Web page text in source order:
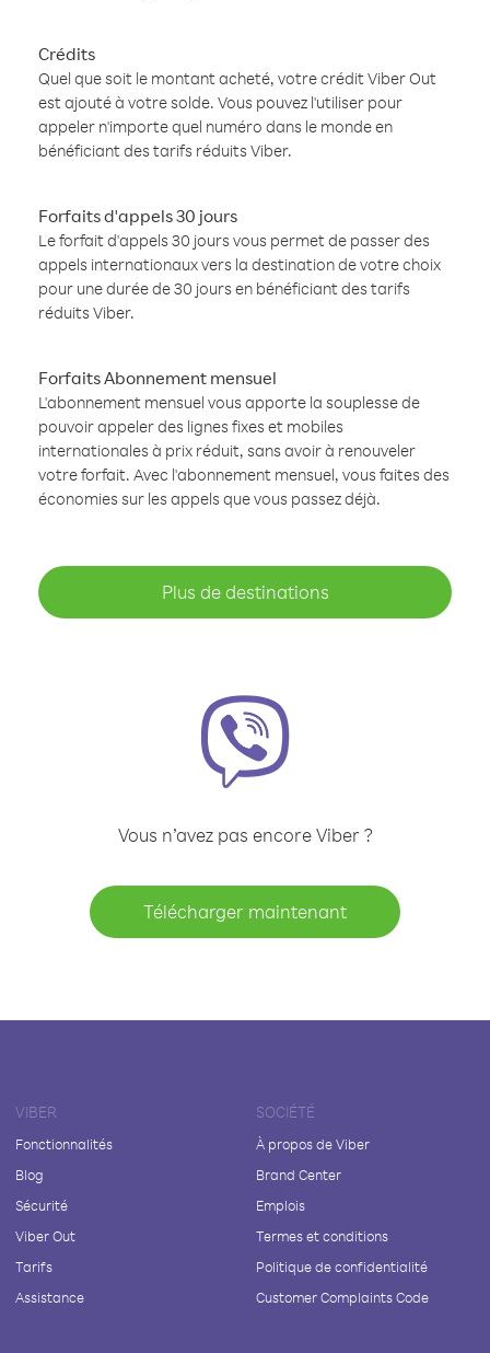
Crédits
Quel que soit le montant acheté, votre crédit Viber Out
est ajouté à votre solde. Vous pouvez l'utiliser pour
appeler n'importe quel numéro dans le monde en
bénéficiant des tarifs réduits Viber.
Forfaits d'appels 30 jours
Le forfait d'appels 30 jours vous permet de passer des
appels internationaux vers la destination de votre choix
pour une durée de 30 jours en bénéficiant des tarifs
réduits Viber.
Forfaits Abonnement mensuel
L'abonnement mensuel vous apporte la souplesse de
pouvoir appeler des lignes fixes et mobiles
internationales à prix réduit, sans avoir à renouveler
votre forfait. Avec l'abonnement mensuel, vous faites des
économies sur les appels que vous passez déjà.
Plus de destinations
Vous n’avez pas encore Viber ?
Télécharger maintenant
VIBER
Fonctionnalités
Blog
Sécurité
Viber Out
Tarifs
Assistance
SOCIÉTÉ
À propos de Viber
Brand Center
Emplois
Termes et conditions
Politique de confidentialité
Customer Complaints Code